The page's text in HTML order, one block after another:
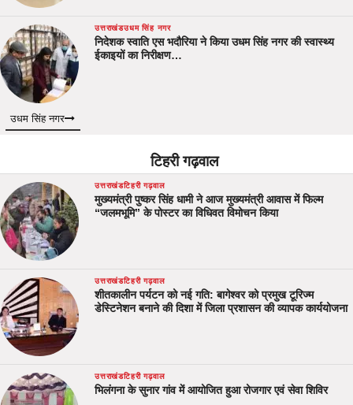
उत्तराखंडउधम सिंह नगर
निदेशक स्वाति एस भदौरिया ने किया उधम सिंह नगर की स्वास्थ्य
ईकाइयों का निरीक्षण…
उधम सिंह नगर
टिहरी गढ़वाल
उत्तराखंडटिहरी गढ़वाल
मुख्यमंत्री पुष्कर सिंह धामी ने आज मुख्यमंत्री आवास में फिल्म
“जलमभूमि” के पोस्टर का विधिवत विमोचन किया
उत्तराखंडटिहरी गढ़वाल
शीतकालीन पर्यटन को नई गति: बागेश्वर को प्रमुख टूरिज्म
डेस्टिनेशन बनाने की दिशा में जिला प्रशासन की व्यापक कार्ययोजना
उत्तराखंडटिहरी गढ़वाल
भिलंगना के सुनार गांव में आयोजित हुआ रोजगार एवं सेवा शिविर